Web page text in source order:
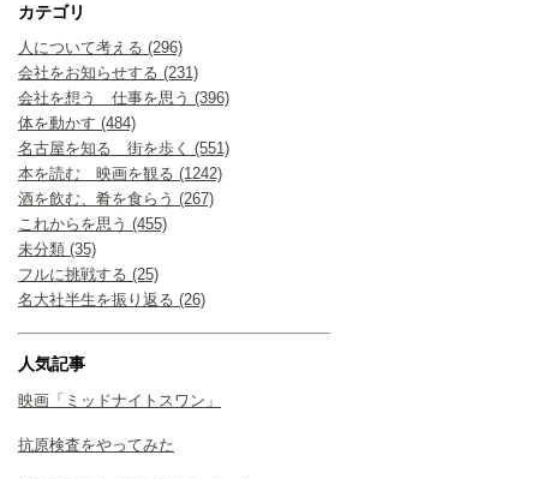
カテゴリ
人について考える (296)
会社をお知らせする (231)
会社を想う 仕事を思う (396)
体を動かす (484)
名古屋を知る 街を歩く (551)
本を読む 映画を観る (1242)
酒を飲む、肴を食らう (267)
これからを思う (455)
未分類 (35)
フルに挑戦する (25)
名大社半生を振り返る (26)
人気記事
映画「ミッドナイトスワン」
抗原検査をやってみた